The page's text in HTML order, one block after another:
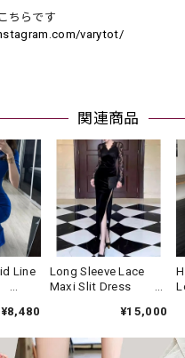
ちらです
varytot/
関連商品
Line
¥8,480
Long Sleeve Lace
Maxi Slit Dress
¥15,000